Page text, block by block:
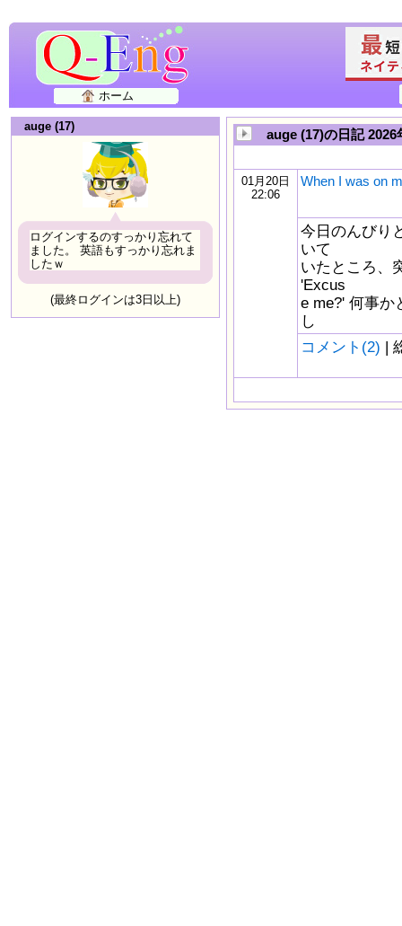
ホーム
auge (17)
ログインするのすっかり忘れて
ました。 英語もすっかり忘れま
したｗ
(最終ログインは3日以上)
auge (17)の日記 2026
01月20日
22:06
When I was on
今日のんびり
いて
いたところ、
'Excus
e me?' 何事か
し
コメント(2) |